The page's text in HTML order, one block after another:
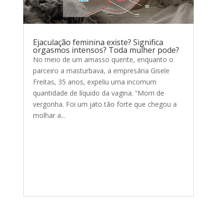
Ejaculação feminina existe? Significa
orgasmos intensos? Toda mulher pode?
No meio de um amasso quente, enquanto o
parceiro a masturbava, a empresária Gisele
Freitas, 35 anos, expeliu uma incomum
quantidade de líquido da vagina. “Morri de
vergonha. Foi um jato tão forte que chegou a
molhar a...